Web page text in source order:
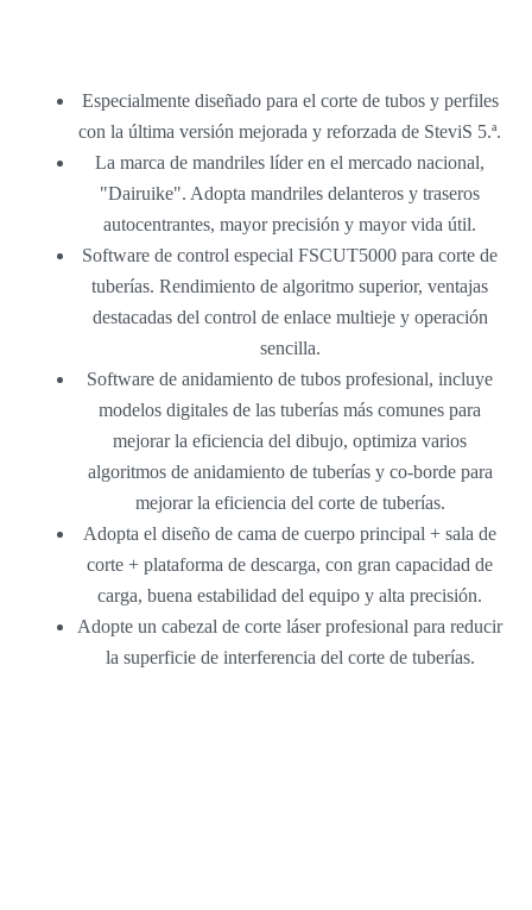
Especialmente diseñado para el corte de tubos y perfiles
con la última versión mejorada y reforzada de SteviS 5.ª.
La marca de mandriles líder en el mercado nacional,
"Dairuike". Adopta mandriles delanteros y traseros
autocentrantes, mayor precisión y mayor vida útil.
Software de control especial FSCUT5000 para corte de
tuberías. Rendimiento de algoritmo superior, ventajas
destacadas del control de enlace multieje y operación
sencilla.
Software de anidamiento de tubos profesional, incluye
modelos digitales de las tuberías más comunes para
mejorar la eficiencia del dibujo, optimiza varios
algoritmos de anidamiento de tuberías y co-borde para
mejorar la eficiencia del corte de tuberías.
Adopta el diseño de cama de cuerpo principal + sala de
corte + plataforma de descarga, con gran capacidad de
carga, buena estabilidad del equipo y alta precisión.
Adopte un cabezal de corte láser profesional para reducir
la superficie de interferencia del corte de tuberías.